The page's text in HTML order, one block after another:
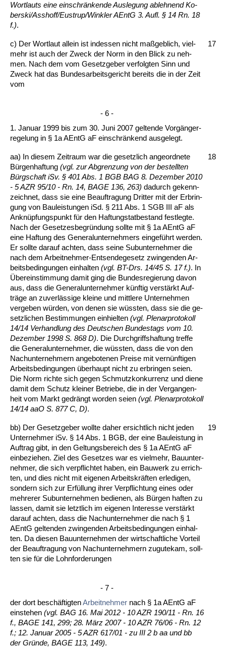
Wort­lauts ei­ne ein­schränken­de Aus­le­gung ab­leh­nend Ko­
ber­ski/Ass­hoff/Eus­trup/Wink­ler AEntG 3. Aufl. § 14 Rn. 18
f.).
c) Der Wort­laut al­lein ist in­des­sen nicht maßgeb­lich, viel­
mehr ist auch der Zweck der Norm in den Blick zu neh­
men. Nach dem vom Ge­setz­ge­ber ver­folg­ten Sinn und
Zweck hat das Bun­des­ar­beits­ge­richt be­reits die in der Zeit
vom
- 6 -
1. Ja­nu­ar 1999 bis zum 30. Ju­ni 2007 gel­ten­de Vorgänger­
re­ge­lung in § 1a AEntG aF ein­schränkend aus­ge­legt.
17
aa) In die­sem Zeit­raum war die ge­setz­lich an­ge­ord­ne­te
Bürgen­haf­tung (vgl. zur Ab­gren­zung von der be­stell­ten
Bürg­schaft iSv. § 401 Abs. 1 BGB BAG 8. De­zem­ber 2010
- 5 AZR 95/10 - Rn. 14, BA­GE 136, 263) da­durch ge­kenn­
zeich­net, dass sie ei­ne Be­auf­tra­gung Drit­ter mit der Er­brin­
gung von Bau­leis­tun­gen iSd. § 211 Abs. 1 SGB III aF als
An­knüpfungs­punkt für den Haf­tungs­tat­be­stand fest­leg­te.
Nach der Ge­set­zes­be­gründung soll­te mit § 1a AEntG aF
ei­ne Haf­tung des Ge­ne­ral­un­ter­neh­mers ein­geführt wer­den.
Er soll­te dar­auf ach­ten, dass sei­ne Su­b­un­ter­neh­mer die
nach dem Ar­beit­neh­mer-Ent­sen­de­ge­setz zwin­gen­den Ar­
beits­be­din­gun­gen ein­hal­ten (vgl. BT-Drs. 14/45 S. 17 f.). In
Übe­rein­stim­mung da­mit ging die Bun­des­re­gie­rung da­von
aus, dass die Ge­ne­ral­un­ter­neh­mer künf­tig verstärkt Auf­
träge an zu­verlässi­ge klei­ne und mitt­le­re Un­ter­neh­men
ver­ge­ben würden, von de­nen sie wüss­ten, dass sie die ge­
setz­li­chen Be­stim­mun­gen ein­hiel­ten (vgl. Ple­nar­pro­to­koll
14/14 Ver­hand­lung des Deut­schen Bun­des­tags vom 10.
De­zem­ber 1998 S. 868 D). Die Durch­griffs­haf­tung tref­fe
die Ge­ne­ral­un­ter­neh­mer, die wüss­ten, dass die von den
Nach­un­ter­neh­mern an­ge­bo­te­nen Prei­se mit vernünf­ti­gen
Ar­beits­be­din­gun­gen über­haupt nicht zu er­brin­gen sei­en.
Die Norm rich­te sich ge­gen Schmutz­kon­kur­renz und die­ne
da­mit dem Schutz klei­ner Be­trie­be, die in der Ver­gan­gen­
heit vom Markt ge­drängt wor­den sei­en (vgl. Ple­nar­pro­to­koll
14/14 aaO S. 877 C, D).
18
bb) Der Ge­setz­ge­ber woll­te da­her er­sicht­lich nicht je­den
Un­ter­neh­mer iSv. § 14 Abs. 1 BGB, der ei­ne Bau­leis­tung in
Auf­trag gibt, in den Gel­tungs­be­reich des § 1a AEntG aF
ein­be­zie­hen. Ziel des Ge­set­zes war es viel­mehr, Bau­un­ter­
neh­mer, die sich ver­pflich­tet ha­ben, ein Bau­werk zu er­rich­
ten, und dies nicht mit ei­ge­nen Ar­beits­kräften er­le­di­gen,
son­dern sich zur Erfüllung ih­rer Ver­pflich­tung ei­nes oder
meh­re­rer Su­b­un­ter­neh­men be­die­nen, als Bürgen haf­ten zu
las­sen, da­mit sie letzt­lich im ei­ge­nen In­ter­es­se verstärkt
dar­auf ach­ten, dass die Nach­un­ter­neh­mer die nach § 1
AEntG gel­ten­den zwin­gen­den Ar­beits­be­din­gun­gen ein­hal­
ten. Da die­sen Bau­un­ter­neh­men der wirt­schaft­li­che Vor­teil
der Be­auf­tra­gung von Nach­un­ter­neh­mern zu­gu­te­kam, soll­
ten sie für die Lohn­for­de­run­gen
- 7 -
der dort beschäftig­tenAr­beit­neh­mer nach § 1a AEntG aF
ein­ste­hen (vgl. BAG 16. Mai 2012 - 10 AZR 190/11 - Rn. 16
f., BA­GE 141, 299; 28. März 2007 - 10 AZR 76/06 - Rn. 12
f.; 12. Ja­nu­ar 2005 - 5 AZR 617/01 - zu III 2 b aa und bb
der Gründe, BA­GE 113, 149).
19